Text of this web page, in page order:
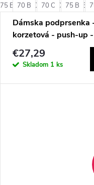
85 D 90 B 90 C +
75 E 80 C 80 D 80 E
70 B 70 C 75 B
Dámska podprsenka
korzetová - push-up
1580
€27,29
Skladom 1 ks